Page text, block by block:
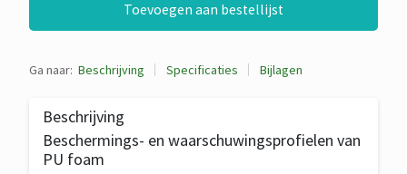
Ga naar: Beschrijving Specificaties Bijlagen
Beschrijving
Beschermings- en waarschuwingsprofielen van
PU foam
Toevoegen aan bestellijst